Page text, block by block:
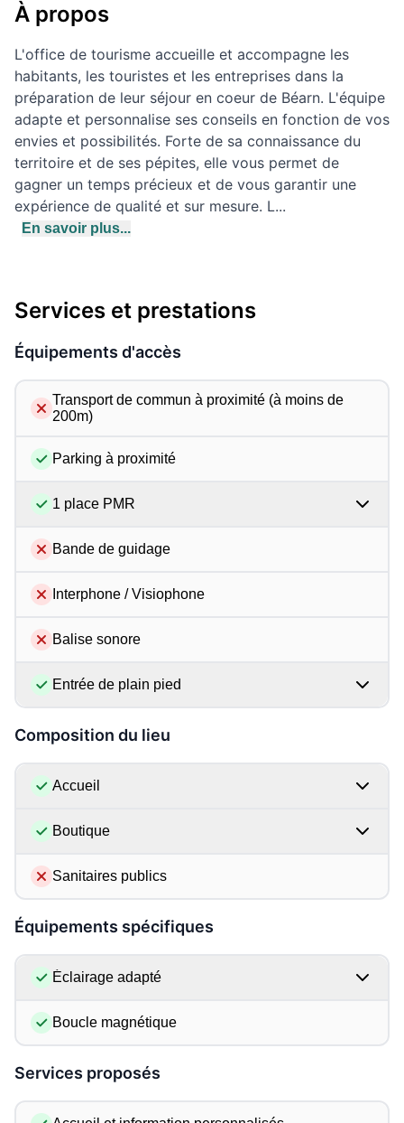
À propos
L'office de tourisme accueille et accompagne les
habitants, les touristes et les entreprises dans la
préparation de leur séjour en coeur de Béarn. L'équipe
adapte et personnalise ses conseils en fonction de vos
envies et possibilités. Forte de sa connaissance du
territoire et de ses pépites, elle vous permet de
gagner un temps précieux et de vous garantir une
expérience de qualité et sur mesure. L...
En savoir plus...
Services et prestations
Équipements d'accès
Transport de commun à proximité (à moins de
200m)
Parking à proximité
1 place PMR
Bande de guidage
Interphone / Visiophone
Balise sonore
Entrée de plain pied
Composition du lieu
Accueil
Boutique
Sanitaires publics
Équipements spécifiques
Éclairage adapté
Boucle magnétique
Services proposés